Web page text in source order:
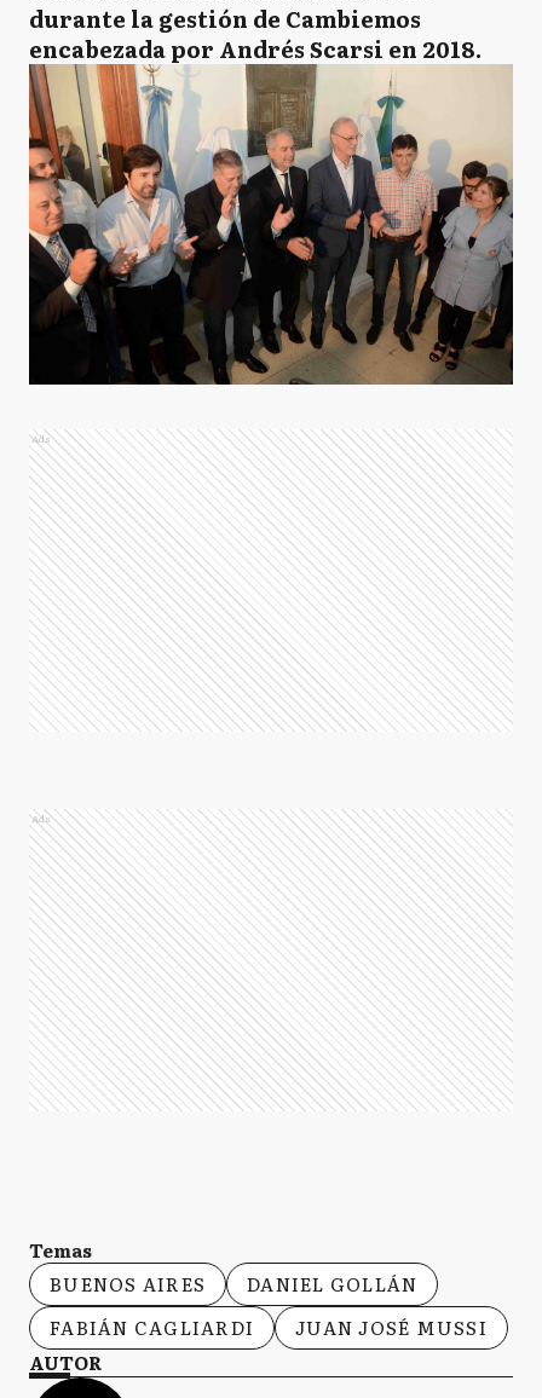
durante la gestión de Cambiemos
encabezada por Andrés Scarsi en 2018.
Ads
Ads
Temas
BUENOS AIRES
DANIEL GOLLÁN
FABIÁN CAGLIARDI
JUAN JOSÉ MUSSI
AUTOR